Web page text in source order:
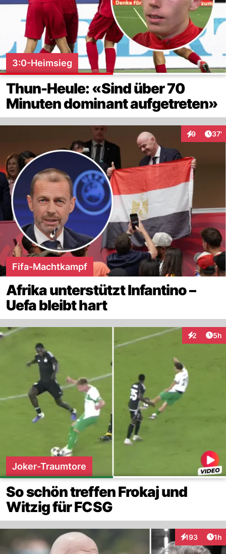
3:0-Heimsieg
Thun-Heule: «Sind über 70
Minuten dominant aufgetreten»
9 37'
Fifa-Machtkampf
Afrika unterstützt Infantino –
Uefa bleibt hart
2 5h
Joker-Traumtore
So schön treffen Frokaj und
Witzig für FCSG
193
Interaktionen
1h